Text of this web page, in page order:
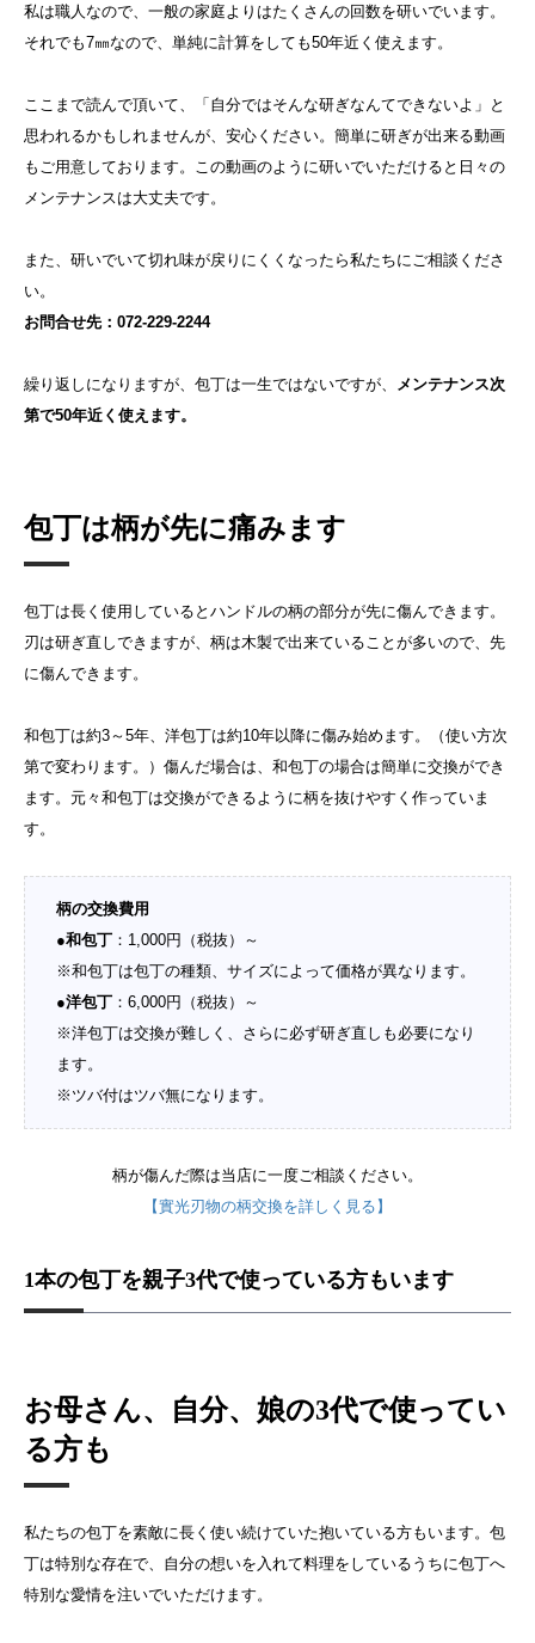
私は職人なので、一般の家庭よりはたくさんの回数を研いでいます。
それでも7㎜なので、単純に計算をしても50年近く使えます。
ここまで読んで頂いて、「自分ではそんな研ぎなんてできないよ」と
思われるかもしれませんが、安心ください。簡単に研ぎが出来る動画
もご用意しております。この動画のように研いでいただけると日々の
メンテナンスは大丈夫です。
また、研いでいて切れ味が戻りにくくなったら私たちにご相談くださ
い。
お問合せ先：072-229-2244
繰り返しになりますが、包丁は一生ではないですが、
メンテナンス次
第で50年近く使えます。
包丁は柄が先に痛みます
包丁は長く使用しているとハンドルの柄の部分が先に傷んできます。
刃は研ぎ直しできますが、柄は木製で出来ていることが多いので、先
に傷んできます。
和包丁は約3～5年、洋包丁は約10年以降に傷み始めます。（使い方次
第で変わります。）傷んだ場合は、和包丁の場合は簡単に交換ができ
ます。元々和包丁は交換ができるように柄を抜けやすく作っていま
す。
柄の交換費用
●和包丁 ：1,000円（税抜）～
※和包丁は包丁の種類、サイズによって価格が異なります。
●洋包丁 ：6,000円（税抜）～
※洋包丁は交換が難しく、さらに必ず研ぎ直しも必要になり
ます。
※ツバ付はツバ無になります。
柄が傷んだ際は当店に一度ご相談ください。
【實光刃物の柄交換を詳しく見る】
1本の包丁を親子3代で使っている方もいます
お母さん、自分、娘の3代で使ってい
る方も
私たちの包丁を素敵に長く使い続けていた抱いている方もいます。包
丁は特別な存在で、自分の想いを入れて料理をしているうちに包丁へ
特別な愛情を注いでいただけます。